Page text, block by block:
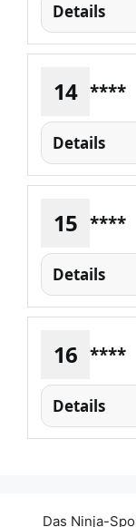
Details
14 ****
Details
15 ****
Details
16 ****
Details
Das Ninja-